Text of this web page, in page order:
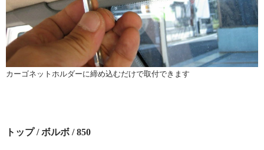
カーゴネットホルダーに締め込むだけで取付できます
トップ/ボルボ / 850